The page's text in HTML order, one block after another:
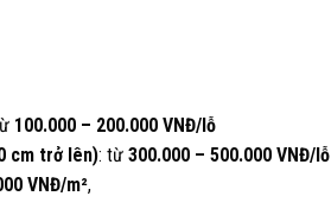
100.000 – 200.000 VNĐ/lỗ
cm trở lên): từ 300.000 – 500.000 VNĐ/lỗ
VNĐ/m²,